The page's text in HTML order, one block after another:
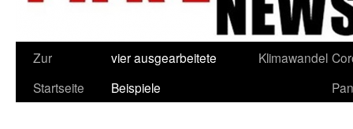
Zur
Startseite
vier ausgearbeitete
Beispiele
Klimawandel